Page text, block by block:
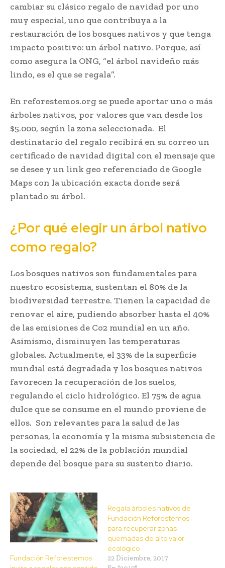
cambiar su clásico regalo de navidad por uno
muy especial, uno que contribuya a la
restauración de los bosques nativos y que tenga
impacto positivo: un árbol nativo. Porque, así
como asegura la ONG, “el árbol navideño más
lindo, es el que se regala”.
En reforestemos.org se puede aportar uno o más
árboles nativos, por valores que van desde los
$5.000, según la zona seleccionada. El
destinatario del regalo recibirá en su correo un
certificado de navidad digital con el mensaje que
se desee y un link geo referenciado de Google
Maps con la ubicación exacta donde será
plantado su árbol.
¿Por qué elegir un árbol nativo
como regalo?
Los bosques nativos son fundamentales para
nuestro ecosistema, sustentan el 80% de la
biodiversidad terrestre. Tienen la capacidad de
renovar el aire, pudiendo absorber hasta el 40%
de las emisiones de Co2 mundial en un año.
Asimismo, disminuyen las temperaturas
globales. Actualmente, el 33% de la superficie
mundial está degradada y los bosques nativos
favorecen la recuperación de los suelos,
regulando el ciclo hidrológico. El 75% de agua
dulce que se consume en el mundo proviene de
ellos. Son relevantes para la salud de las
personas, la economía y la misma subsistencia de
la sociedad, el 22% de la población mundial
depende del bosque para su sustento diario.
Fundación Reforestemos
Regala árboles nativos de
Fundación Reforestemos
para recuperar zonas
quemadas de alto valor
ecológico
22 Diciembre, 2017